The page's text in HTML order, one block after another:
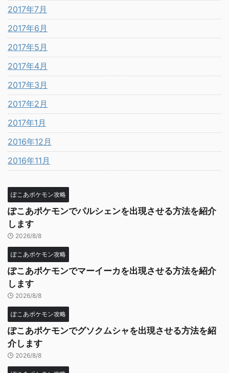
2017年7月
2017年6月
2017年5月
2017年4月
2017年3月
2017年2月
2017年1月
2016年12月
2016年11月
ぽこあポケモン攻略
ぽこあポケモンでパルシェンを出現させる方法を紹介
します
2026/8/8
ぽこあポケモン攻略
ぽこあポケモンでマーイーカを出現させる方法を紹介
します
2026/8/8
ぽこあポケモン攻略
ぽこあポケモンでグソクムシャを出現させる方法を紹
介します
2026/8/8